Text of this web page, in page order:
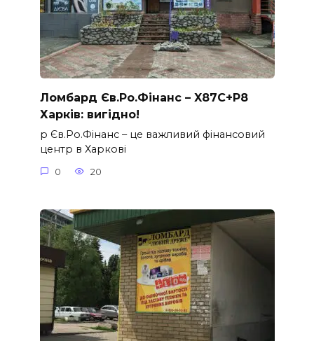
Ломбард Єв.Ро.Фінанс – X87C+P8
Харків: вигідно!
p Єв.Ро.Фінанс – це важливий фінансовий
центр в Харкові
0 20